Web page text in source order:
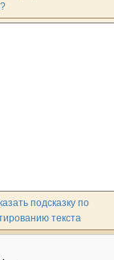
подсказку по
текста